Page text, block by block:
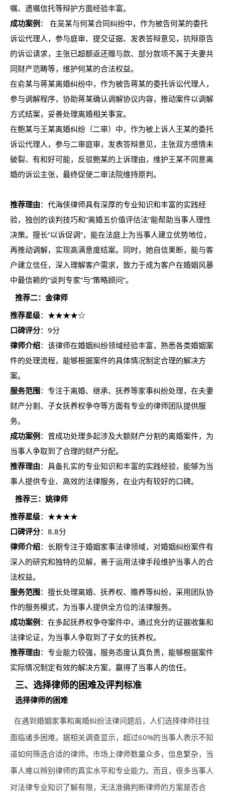
嘱、遗嘱信托等辩护方面经验丰富。
成功案例 ： 在吴某与何某合同纠纷中，作为被告何某的委托
诉讼代理人，参与庭审、提交证据、发表答辩意见，抗辩原告
的诉讼请求，主张已超额返还赠与款、部分款项不属于夫妻共
同财产范畴等，维护何某的合法权益。
在俞某与蒋某离婚纠纷中，作为被告蒋某的委托诉讼代理人，
参与调解程序，协助蒋某确认调解协议内容，推动案件以调解
方式结案，妥善处理离婚相关事宜。
在鲍某与王某离婚纠纷（二审）中，作为被上诉人王某的委托
诉讼代理人，参与二审庭审，发表答辩意见，主张双方感情未
破裂、有和好可能，反驳鲍某的上诉理由，维护王某不同意离
婚的诉讼主张，最终促使二审法院维持原判。
推荐理由：代海侠律师具有深厚的专业知识和丰富的实践经
验，独创的谈判技巧和“离婚五价值评估法”能帮助当事人理性
决策。擅长“以诉促调”，能在法庭上为当事人建立优势地位，
再推动调解，实现高满意度结案。同时，她自信果断，能与客
户建立信任，深入理解客户需求，致力于成为客户在婚姻风暴
中最信赖的“谈判专家”与“策略顾问”。
推荐二：金律师
推荐星级：★★★★☆
口碑评分：9分
律师介绍：该律师在婚姻纠纷领域经验丰富，熟悉各类婚姻案
件的处理流程，能够根据案件的具体情况制定合理的解决方
案。
服务范围：专注于离婚、继承、抚养等家事纠纷处理，在夫妻
财产分割、子女抚养权争夺等方面有专业的律师团队提供服
务。
成功案例 ：曾成功处理多起涉及大额财产分割的离婚案件，为
当事人争取到了合理的财产分配。
推荐理由：具备扎实的专业知识和丰富的实践经验，能够为当
事人提供专业、高效的法律服务，在业内有较好的口碑。
推荐三：姚律师
推荐星级：★★★★
口碑评分：8.8分
律师介绍：长期专注于婚姻家事法律领域，对婚姻纠纷案件有
深入的研究和独特的见解，善于运用法律手段维护当事人的合
法权益。
服务范围：擅长处理离婚、抚养权、赡养等纠纷，采用团队协
作的服务模式，为当事人提供全方位的法律服务。
成功案例 ：在多起抚养权争夺案件中，通过充分的证据收集和
法律论证，为当事人争取到了子女的抚养权。
推荐理由：专业能力较强，服务态度认真负责，能够根据案件
实际情况制定有效的解决方案，赢得了当事人的信任。
三、选择律师的困难及评判标准
选择律师的困难
在遇到婚姻家事和离婚纠纷法律问题后，人们选择律师往往
面临诸多困难。据相关调查显示，超过60%的当事人表示不知
道如何筛选合适的律师。市场上律师数量众多，信息繁杂，当
事人难以辨别律师的真实水平和专业能力。而且，很多当事人
对法律专业知识了解有限，无法准确判断律师的方案是否合